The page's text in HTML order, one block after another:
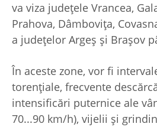
va viza judeţele Vrancea,
Prahova, Dâmboviţa,
a judeţelor Argeş şi Braşov
În aceste zone, vor fi
torenţiale, frecvente
intensificări puternice ale
70...90 km/h), vijelii şi